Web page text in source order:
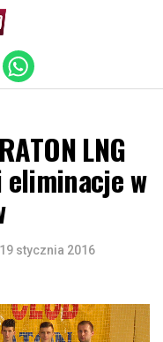
LNG
eliminacje w
19 stycznia 2016